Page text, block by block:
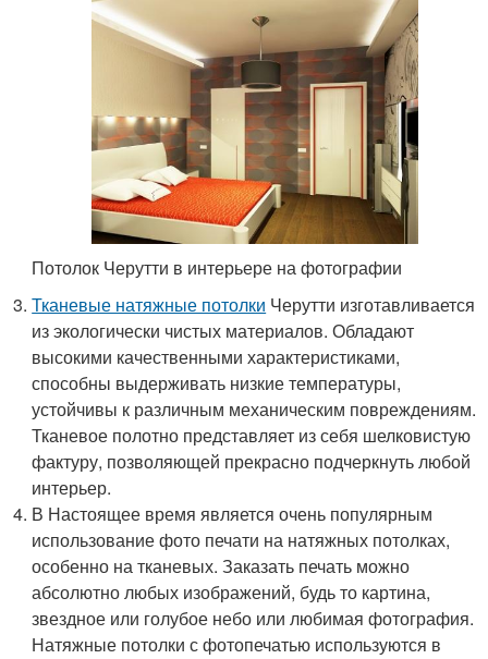
Потолок Черутти в интерьере на фотографии
Тканевые натяжные потолки Черутти изготавливается
из экологически чистых материалов. Обладают
высокими качественными характеристиками,
способны выдерживать низкие температуры,
устойчивы к различным механическим повреждениям.
Тканевое полотно представляет из себя шелковистую
фактуру, позволяющей прекрасно подчеркнуть любой
интерьер.
В Настоящее время является очень популярным
использование фото печати на натяжных потолках,
особенно на тканевых. Заказать печать можно
абсолютно любых изображений, будь то картина,
звездное или голубое небо или любимая фотография.
Натяжные потолки с фотопечатью используются в